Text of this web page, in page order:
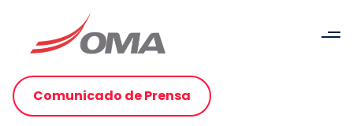
Comunicado de Prensa